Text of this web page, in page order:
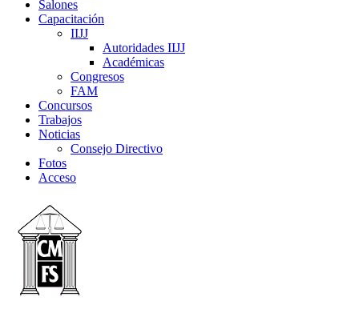
Salones
Capacitación
IIJJ
Autoridades IIJJ
Académicas
Congresos
FAM
Concursos
Trabajos
Noticias
Consejo Directivo
Fotos
Acceso